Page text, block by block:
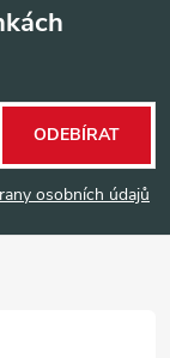
osobních údajů
ODEBÍRAT